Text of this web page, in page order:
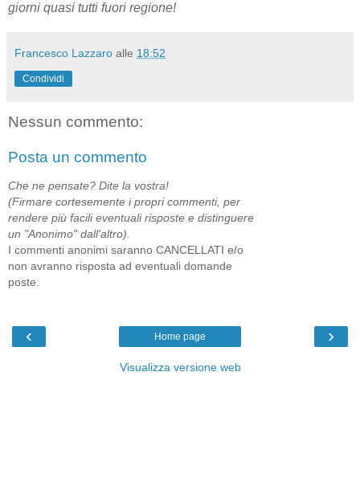
giorni quasi tutti fuori regione!
Francesco Lazzaro alle 18:52
Condividi
Nessun commento:
Posta un commento
Che ne pensate? Dite la vostra!
(Firmare cortesemente i propri commenti, per
rendere più facili eventuali risposte e distinguere
un "Anonimo" dall'altro).
I commenti anonimi saranno CANCELLATI e/o
non avranno risposta ad eventuali domande
poste.
‹ ›
Home page
Visualizza versione web